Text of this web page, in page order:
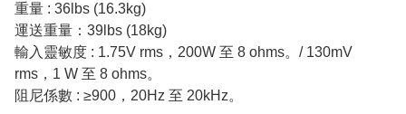
重量 : 36lbs (16.3kg)
運送重量：39lbs (18kg)
輸入靈敏度 : 1.75V rms，200W 至 8 ohms。/ 130mV
rms，1 W 至 8 ohms。
阻尼係數 : ≥900，20Hz 至 20kHz。